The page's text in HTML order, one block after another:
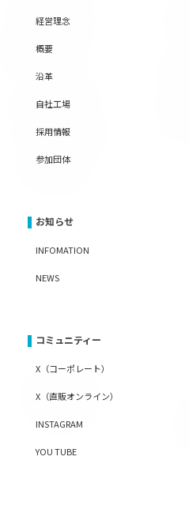
経営理念
概要
沿革
自社工場
採用情報
参加団体
お知らせ
INFOMATION
NEWS
コミュニティー
X（コーポレート）
X（直販オンライン）
INSTAGRAM
YOU TUBE